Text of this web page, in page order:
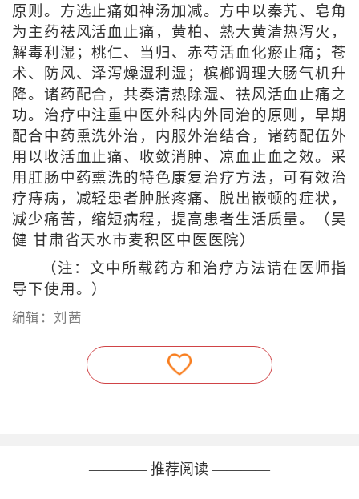
原则。方选止痛如神汤加减。方中以秦艽、皂角
为主药祛风活血止痛，黄柏、熟大黄清热泻火，
解毒利湿；桃仁、当归、赤芍活血化瘀止痛；苍
术、防风、泽泻燥湿利湿；槟榔调理大肠气机升
降。诸药配合，共奏清热除湿、祛风活血止痛之
功。治疗中注重中医外科内外同治的原则，早期
配合中药熏洗外治，内服外治结合，诸药配伍外
用以收活血止痛、收敛消肿、凉血止血之效。采
用肛肠中药熏洗的特色康复治疗方法，可有效治
疗痔病，减轻患者肿胀疼痛、脱出嵌顿的症状，
减少痛苦，缩短病程，提高患者生活质量。（吴
健 甘肃省天水市麦积区中医医院）
（注：文中所载药方和治疗方法请在医师指
导下使用。）
编辑：刘茜
———— 推荐阅读 ————